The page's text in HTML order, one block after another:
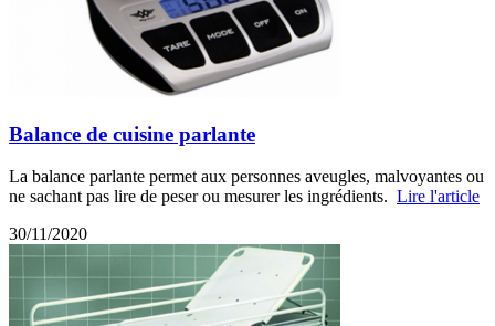
Balance de cuisine parlante
La balance parlante permet aux personnes aveugles, malvoyantes ou
ne sachant pas lire de peser ou mesurer les ingrédients. Lire l'article
30/11/2020